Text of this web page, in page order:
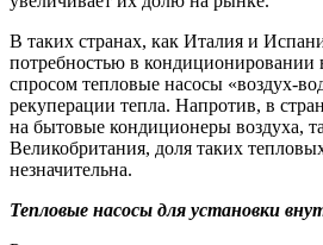
В таких странах, как Италия и
потребностью в кондиционировании
спросом тепловые насосы «воздух-
рекуперации тепла. Напротив, в
на бытовые кондиционеры воздуха,
Великобритания, доля таких
незначительна.
Тепловые насосы для установки